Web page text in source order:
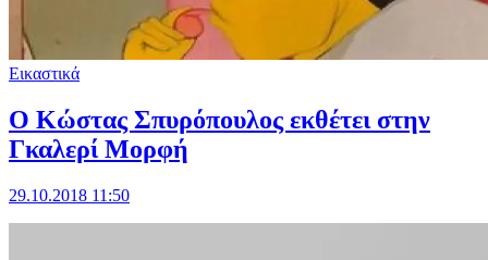
Εικαστικά
Ο Κώστας Σπυρόπουλος εκθέτει στην
Γκαλερί Μορφή
29.10.2018 11:50